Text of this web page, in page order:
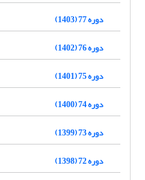
دوره 77 (1403)
دوره 76 (1402)
دوره 75 (1401)
دوره 74 (1400)
دوره 73 (1399)
دوره 72 (1398)